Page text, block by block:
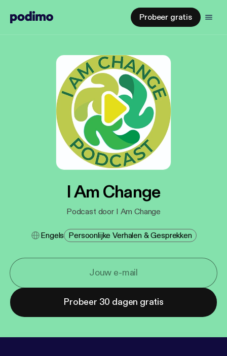
Probeer gratis
I Am Change
Podcast door I Am Change
Engels Persoonlijke Verhalen & Gesprekken
Probeer 30 dagen gratis